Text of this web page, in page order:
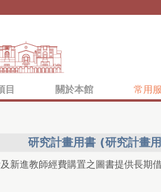
目 關於本館 常用
研究計畫用書 (研究計畫
新進教師經費購置之圖書提供長期借